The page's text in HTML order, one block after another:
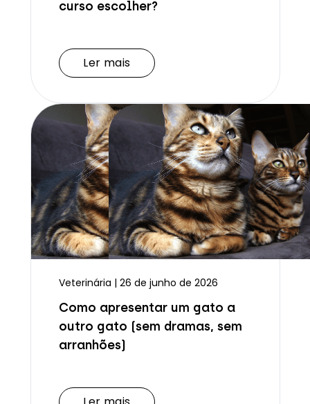
curso escolher?
Ler mais
Veterinária | 26 de junho de 2026
Como apresentar um gato a
outro gato (sem dramas, sem
arranhões)